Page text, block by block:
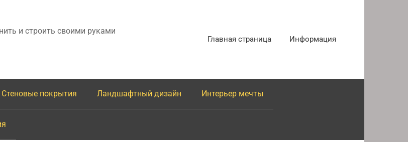
и строить своими руками
Главная страница Информация
Стеновые покрытия Ландшафтный дизайн Интерьер мечты